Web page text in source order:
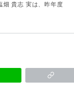
畑 貴志 実は、昨年度